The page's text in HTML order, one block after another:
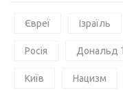
Євреї Ізраїль
Росія Дональд
Київ Нацизм